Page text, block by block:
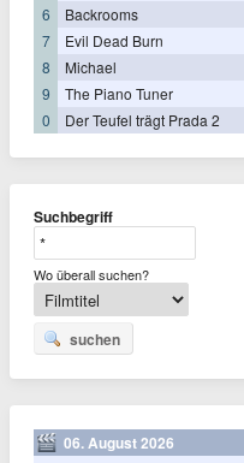
6
Backrooms
7
Evil Dead Burn
8
Michael
9
The Piano Tuner
0
Der Teufel trägt Prada 2
Suchbegriff
Wo überall suchen?
suchen
06. August 2026